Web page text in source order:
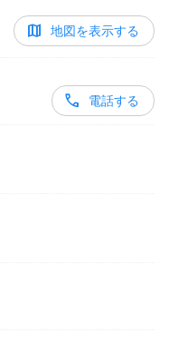
地図を表示する
電話する